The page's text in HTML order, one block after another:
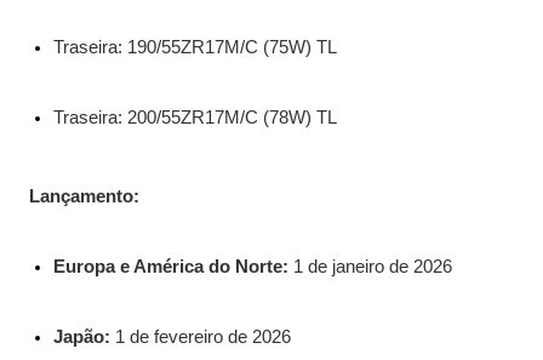
Traseira: 190/55ZR17M/C (75W) TL
Traseira: 200/55ZR17M/C (78W) TL
Lançamento:
Europa e América do Norte: 1 de janeiro de 2026
Japão: 1 de fevereiro de 2026